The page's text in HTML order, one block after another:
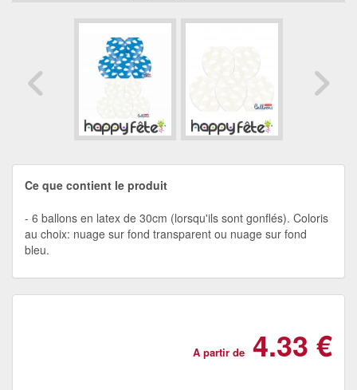
Ce que contient le produit
6 ballons en latex de 30cm (lorsqu'ils sont gonflés). Coloris
au choix: nuage sur fond transparent ou nuage sur fond
bleu.
A partir de 4.33 €